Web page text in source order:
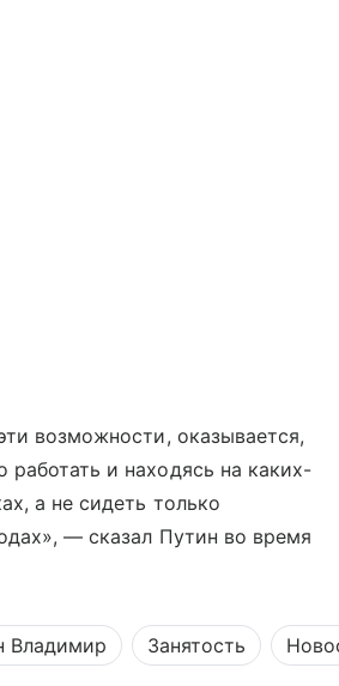
возможности, оказывается,
и находясь на каких-
а не сидеть только
— сказал Путин во время
Владимир Занятость